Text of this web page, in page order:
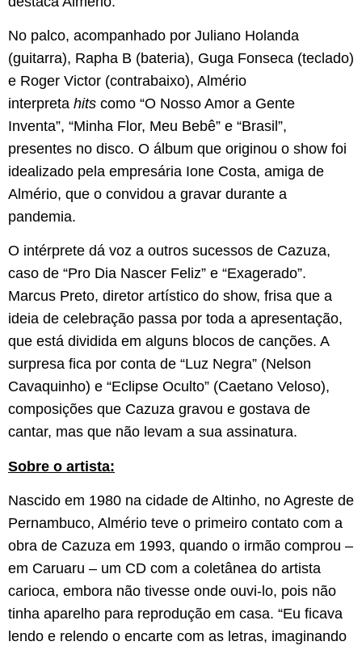
No palco, acompanhado por Juliano Holanda
(guitarra), Rapha B (bateria), Guga Fonseca (teclado)
e Roger Victor (contrabaixo), Almério
interpreta hits como “O Nosso Amor a Gente
Inventa”, “Minha Flor, Meu Bebê” e “Brasil”,
presentes no disco. O álbum que originou o show foi
idealizado pela empresária Ione Costa, amiga de
Almério, que o convidou a gravar durante a
pandemia.
O intérprete dá voz a outros sucessos de Cazuza,
caso de “Pro Dia Nascer Feliz” e “Exagerado”.
Marcus Preto, diretor artístico do show, frisa que a
ideia de celebração passa por toda a apresentação,
que está dividida em alguns blocos de canções. A
surpresa fica por conta de “Luz Negra” (Nelson
Cavaquinho) e “Eclipse Oculto” (Caetano Veloso),
composições que Cazuza gravou e gostava de
cantar, mas que não levam a sua assinatura.
Sobre o artista:
Nascido em 1980 na cidade de Altinho, no Agreste de
Pernambuco, Almério teve o primeiro contato com a
obra de Cazuza em 1993, quando o irmão comprou –
em Caruaru – um CD com a coletânea do artista
carioca, embora não tivesse onde ouvi-lo, pois não
tinha aparelho para reprodução em casa. “Eu ficava
lendo e relendo o encarte com as letras, imaginando